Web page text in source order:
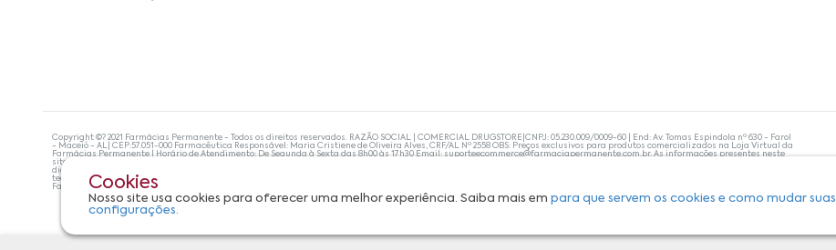
Cookies
Nosso site usa cookies para oferecer uma melhor experiência. Saiba mais empara que servem os cookies e como mudar suas
configurações.
Copyright ©? 2021 Farmácias Permanente - Todos os direitos reservados. RAZÃO SOCIAL | COMERCIAL DRUGSTORE|CNPJ: 05.230.009/0009-60 | End: Av. Tomas Espindola nº 630 - Farol
- Maceió - AL| CEP:57.051-000 Farmacêutica Responsável: Maria Cristiene de Oliveira Alves, CRF/AL Nº 2558 OBS: Preços exclusivos para produtos comercializados na Loja Virtual da
Farmácias Permanente | Horário de Atendimento: De Segunda à Sexta das 8h00 às 17h30 Email: suporteecommerce@farmaciapermanente.com.br. As informações presentes neste
site não devem ser utilizadas para automedicação e, de forma alguma, substituem as orientações de um profissional da área médica. Apenas o médico está capacitado para
diagnosticar problemas de saúde e prescrever o tratamento adequado. Se os sintomas persistirem, um médico deve ser consultado. A Farmácia Permanente trabalha com as
tecnologias mais avançadas de proteção de dados, para que você possa realizar suas compras com tranquilidade. A privacidade e a segurança dos clientes são compromissos da
Farmácias Permanente. Todos os pedidos efetuados estão sujeitos à confirmação da disponibilidade de produto em nosso estoque.